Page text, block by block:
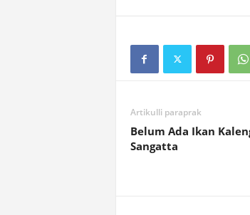
Artikulli paraprak
Belum Ada Ikan
Sangatta